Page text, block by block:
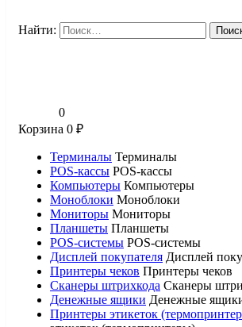
Найти:
0
Корзина 0 ₽
Терминалы Терминалы
POS-кассы POS-кассы
Компьютеры Компьютеры
Моноблоки Моноблоки
Мониторы Мониторы
Планшеты Планшеты
POS-системы POS-системы
Дисплей покупателя Дисплей
Принтеры чеков Принтеры чеков
Сканеры штрихкода Сканеры
Денежные ящики Денежные
Принтеры этикеток